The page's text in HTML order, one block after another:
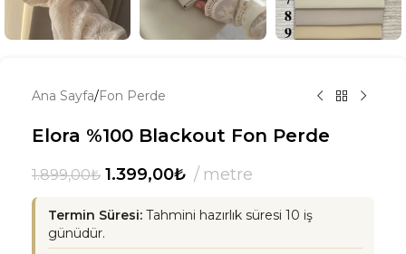
Ana Sayfa/Fon Perde
Elora %100 Blackout Fon Perde
1.899,00₺ 1.399,00₺ metre
Termin Süresi: Tahmini hazırlık süresi 10 iş
günüdür.